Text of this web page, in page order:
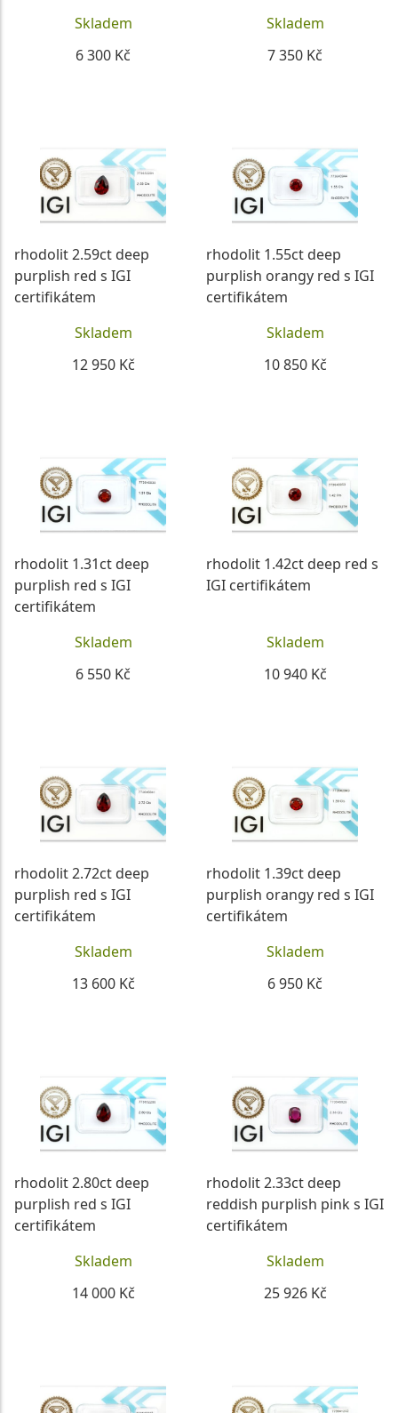
Skladem
6 300 Kč
Skladem
7 350 Kč
rhodolit 2.59ct deep
purplish red s IGI
certifikátem
Skladem
12 950 Kč
rhodolit 1.55ct deep
purplish orangy red s IGI
certifikátem
Skladem
10 850 Kč
rhodolit 1.31ct deep
purplish red s IGI
certifikátem
Skladem
6 550 Kč
rhodolit 1.42ct deep red s
IGI certifikátem
Skladem
10 940 Kč
rhodolit 2.72ct deep
purplish red s IGI
certifikátem
Skladem
13 600 Kč
rhodolit 1.39ct deep
purplish orangy red s IGI
certifikátem
Skladem
6 950 Kč
rhodolit 2.80ct deep
purplish red s IGI
certifikátem
Skladem
14 000 Kč
rhodolit 2.33ct deep
reddish purplish pink s IGI
certifikátem
Skladem
25 926 Kč